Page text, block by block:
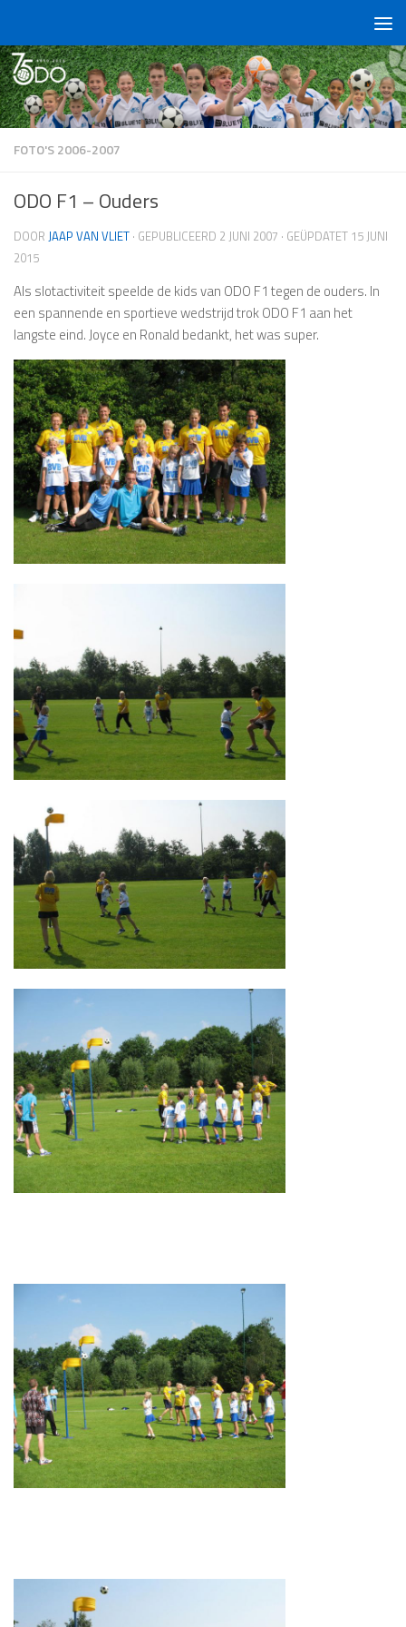
FOTO'S 2006-2007
ODO F1 – Ouders
DOOR JAAP VAN VLIET · GEPUBLICEERD 2 JUNI 2007 · GEÜPDATET 15 JUNI
2015
Als slotactiviteit speelde de kids van ODO F1 tegen de ouders. In
een spannende en sportieve wedstrijd trok ODO F1 aan het
langste eind. Joyce en Ronald bedankt, het was super.